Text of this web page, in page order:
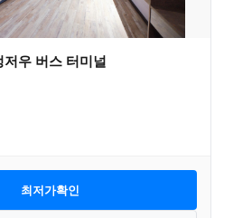
우 버스 터미널
최저가확인